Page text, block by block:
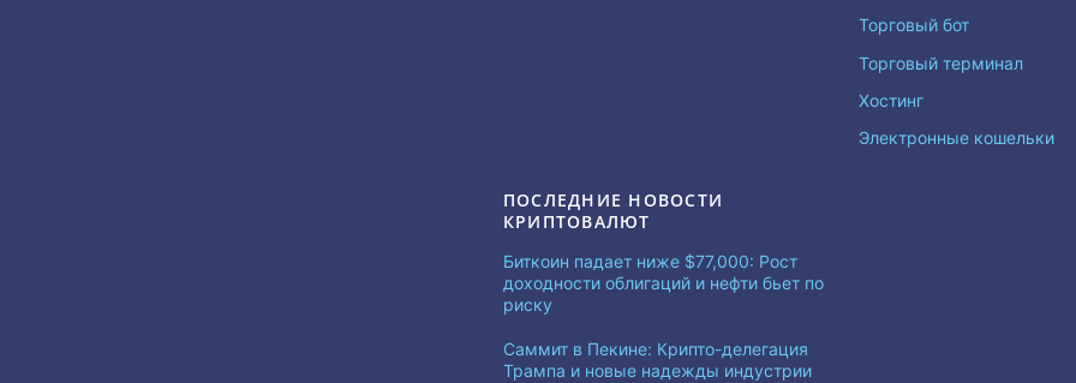
Торговый бот
Торговый терминал
Хостинг
Электронные кошельки
ПОСЛЕДНИЕ НОВОСТИ
КРИПТОВАЛЮТ
Биткоин падает ниже $77,000: Рост
доходности облигаций и нефти бьет по
риску
Саммит в Пекине: Крипто-делегация
Трампа и новые надежды индустрии